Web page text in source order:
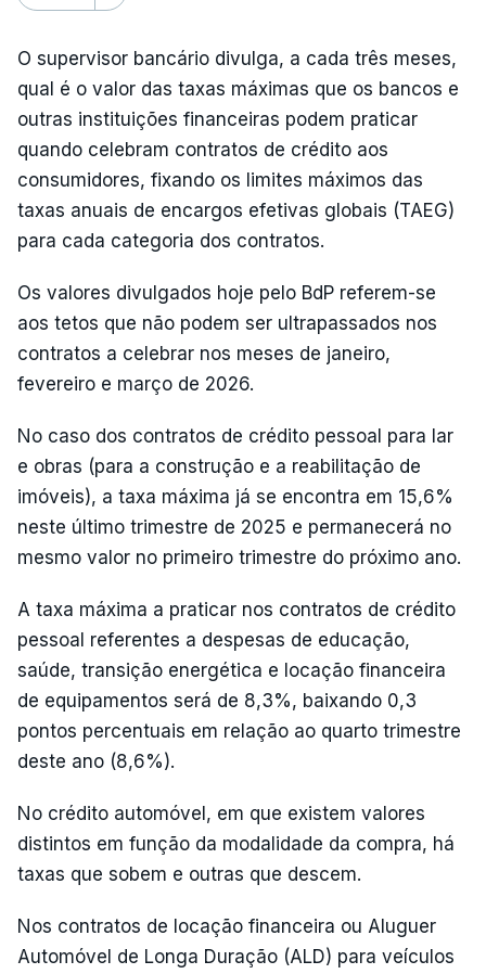
O supervisor bancário divulga, a cada três meses,
qual é o valor das taxas máximas que os bancos e
outras instituições financeiras podem praticar
quando celebram contratos de crédito aos
consumidores, fixando os limites máximos das
taxas anuais de encargos efetivas globais (TAEG)
para cada categoria dos contratos.
Os valores divulgados hoje pelo BdP referem-se
aos tetos que não podem ser ultrapassados nos
contratos a celebrar nos meses de janeiro,
fevereiro e março de 2026.
No caso dos contratos de crédito pessoal para lar
e obras (para a construção e a reabilitação de
imóveis), a taxa máxima já se encontra em 15,6%
neste último trimestre de 2025 e permanecerá no
mesmo valor no primeiro trimestre do próximo ano.
A taxa máxima a praticar nos contratos de crédito
pessoal referentes a despesas de educação,
saúde, transição energética e locação financeira
de equipamentos será de 8,3%, baixando 0,3
pontos percentuais em relação ao quarto trimestre
deste ano (8,6%).
No crédito automóvel, em que existem valores
distintos em função da modalidade da compra, há
taxas que sobem e outras que descem.
Nos contratos de locação financeira ou Aluguer
Automóvel de Longa Duração (ALD) para veículos